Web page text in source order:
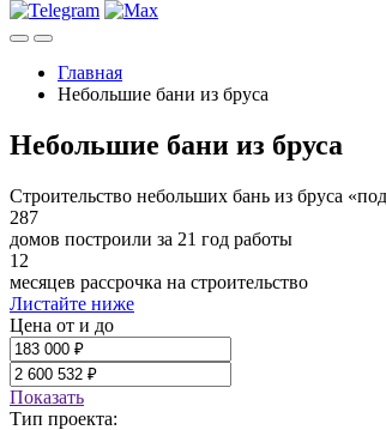
Главная
Небольшие бани из бруса
Небольшие бани из бруса
Строительство небольших бань из бруса
287
домов построили за 21 год работы
12
месяцев рассрочка на строительство
Листайте ниже
Цена от и до
Показать
Тип проекта: